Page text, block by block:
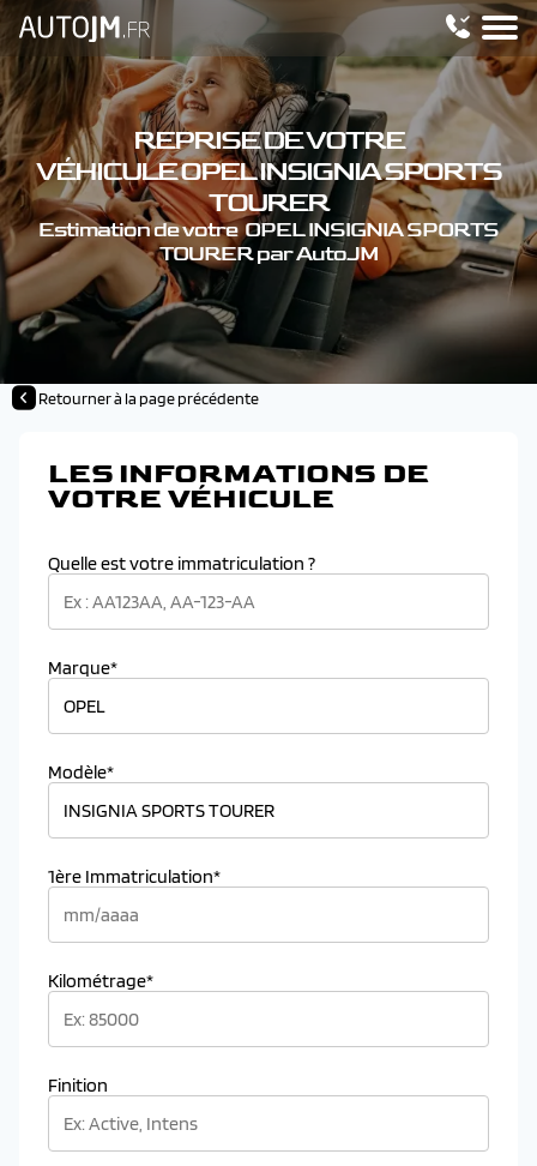
REPRISE DE VOTRE
VÉHICULE OPEL INSIGNIA SPORTS
TOURER
Estimation de votre OPEL INSIGNIA SPORTS
TOURER par AutoJM
Retourner à la page précédente
LES INFORMATIONS DE
VOTRE VÉHICULE
Quelle est votre immatriculation ?
Marque*
Modèle*
1ère Immatriculation*
Kilométrage*
Finition